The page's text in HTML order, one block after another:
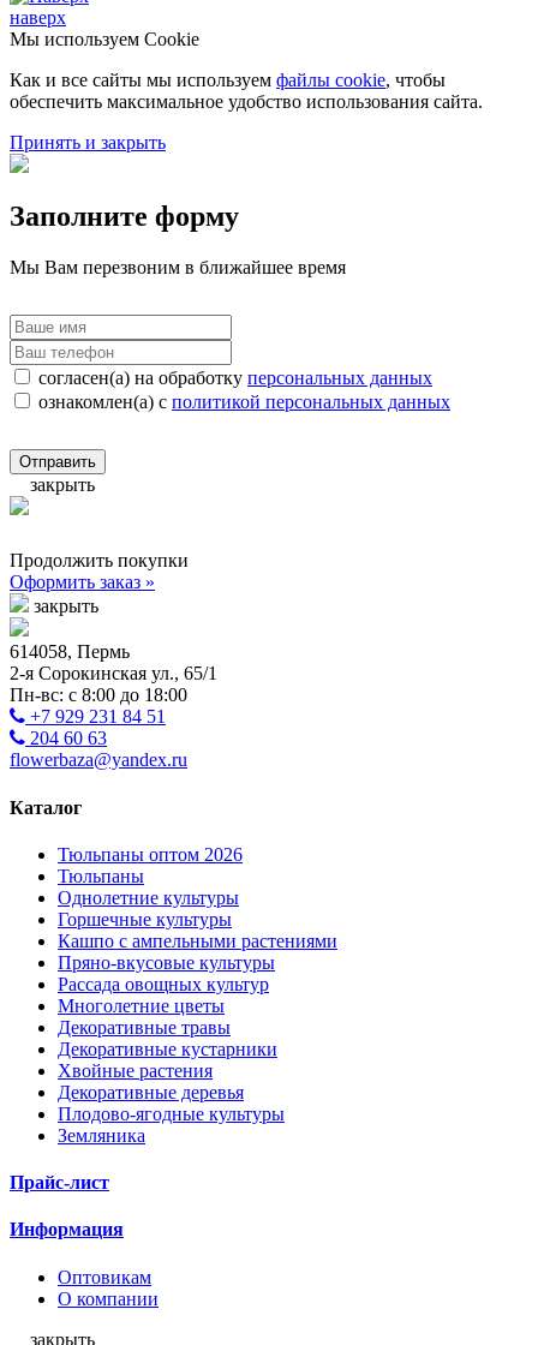
наверх
Мы используем Cookie
Как и все сайты мы используем файлы cookie, чтобы
обеспечить максимальное удобство использования сайта.
Принять и закрыть
Заполните форму
Мы Вам перезвоним в ближайшее время
согласен(а) на обработку персональных данных
ознакомлен(а) с политикой персональных данных
Отправить
закрыть
Продолжить покупки
Оформить заказ »
закрыть
614058, Пермь
2-я Сорокинская ул., 65/1
Пн-вс: с 8:00 до 18:00
+7 929 231 84 51
204 60 63
flowerbaza@yandex.ru
Каталог
Тюльпаны оптом 2026
Тюльпаны
Однолетние культуры
Горшечные культуры
Кашпо с ампельными растениями
Пряно-вкусовые культуры
Рассада овощных культур
Многолетние цветы
Декоративные травы
Декоративные кустарники
Хвойные растения
Декоративные деревья
Плодово-ягодные культуры
Земляника
Прайс-лист
Информация
Оптовикам
О компании
закрыть